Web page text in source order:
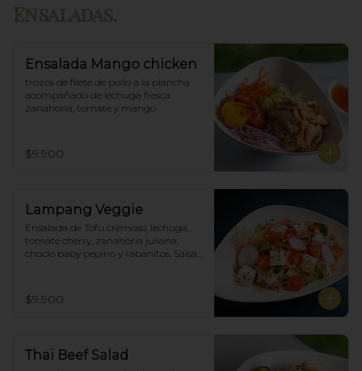
Ensaladas.
Ensalada Mango chicken
trozos de filete de pollo a la plancha
acompañado de lechuga fresca
zanahoria, tomate y mango
$9.900
Lampang Veggie
Ensalada de Tofu cremoso, lechuga,
tomate cherry, zanahoria juliana,
choclo baby pepino y rabanitos. Salsa
$9.900
Thai Beef Salad